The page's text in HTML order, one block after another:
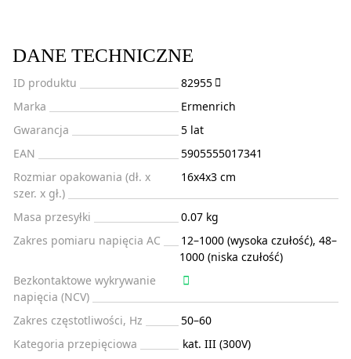
DANE TECHNICZNE
ID produktu
82955
Marka
Ermenrich
Gwarancja
5 lat
EAN
5905555017341
Rozmiar opakowania (dł. x
szer. x gł.)
16x4x3 cm
Masa przesyłki
0.07 kg
Zakres pomiaru napięcia AC
12–1000 (wysoka czułość), 48–
1000 (niska czułość)
Bezkontaktowe wykrywanie
napięcia (NCV)
Zakres częstotliwości, Hz
50–60
Kategoria przepięciowa
kat. III (300V)